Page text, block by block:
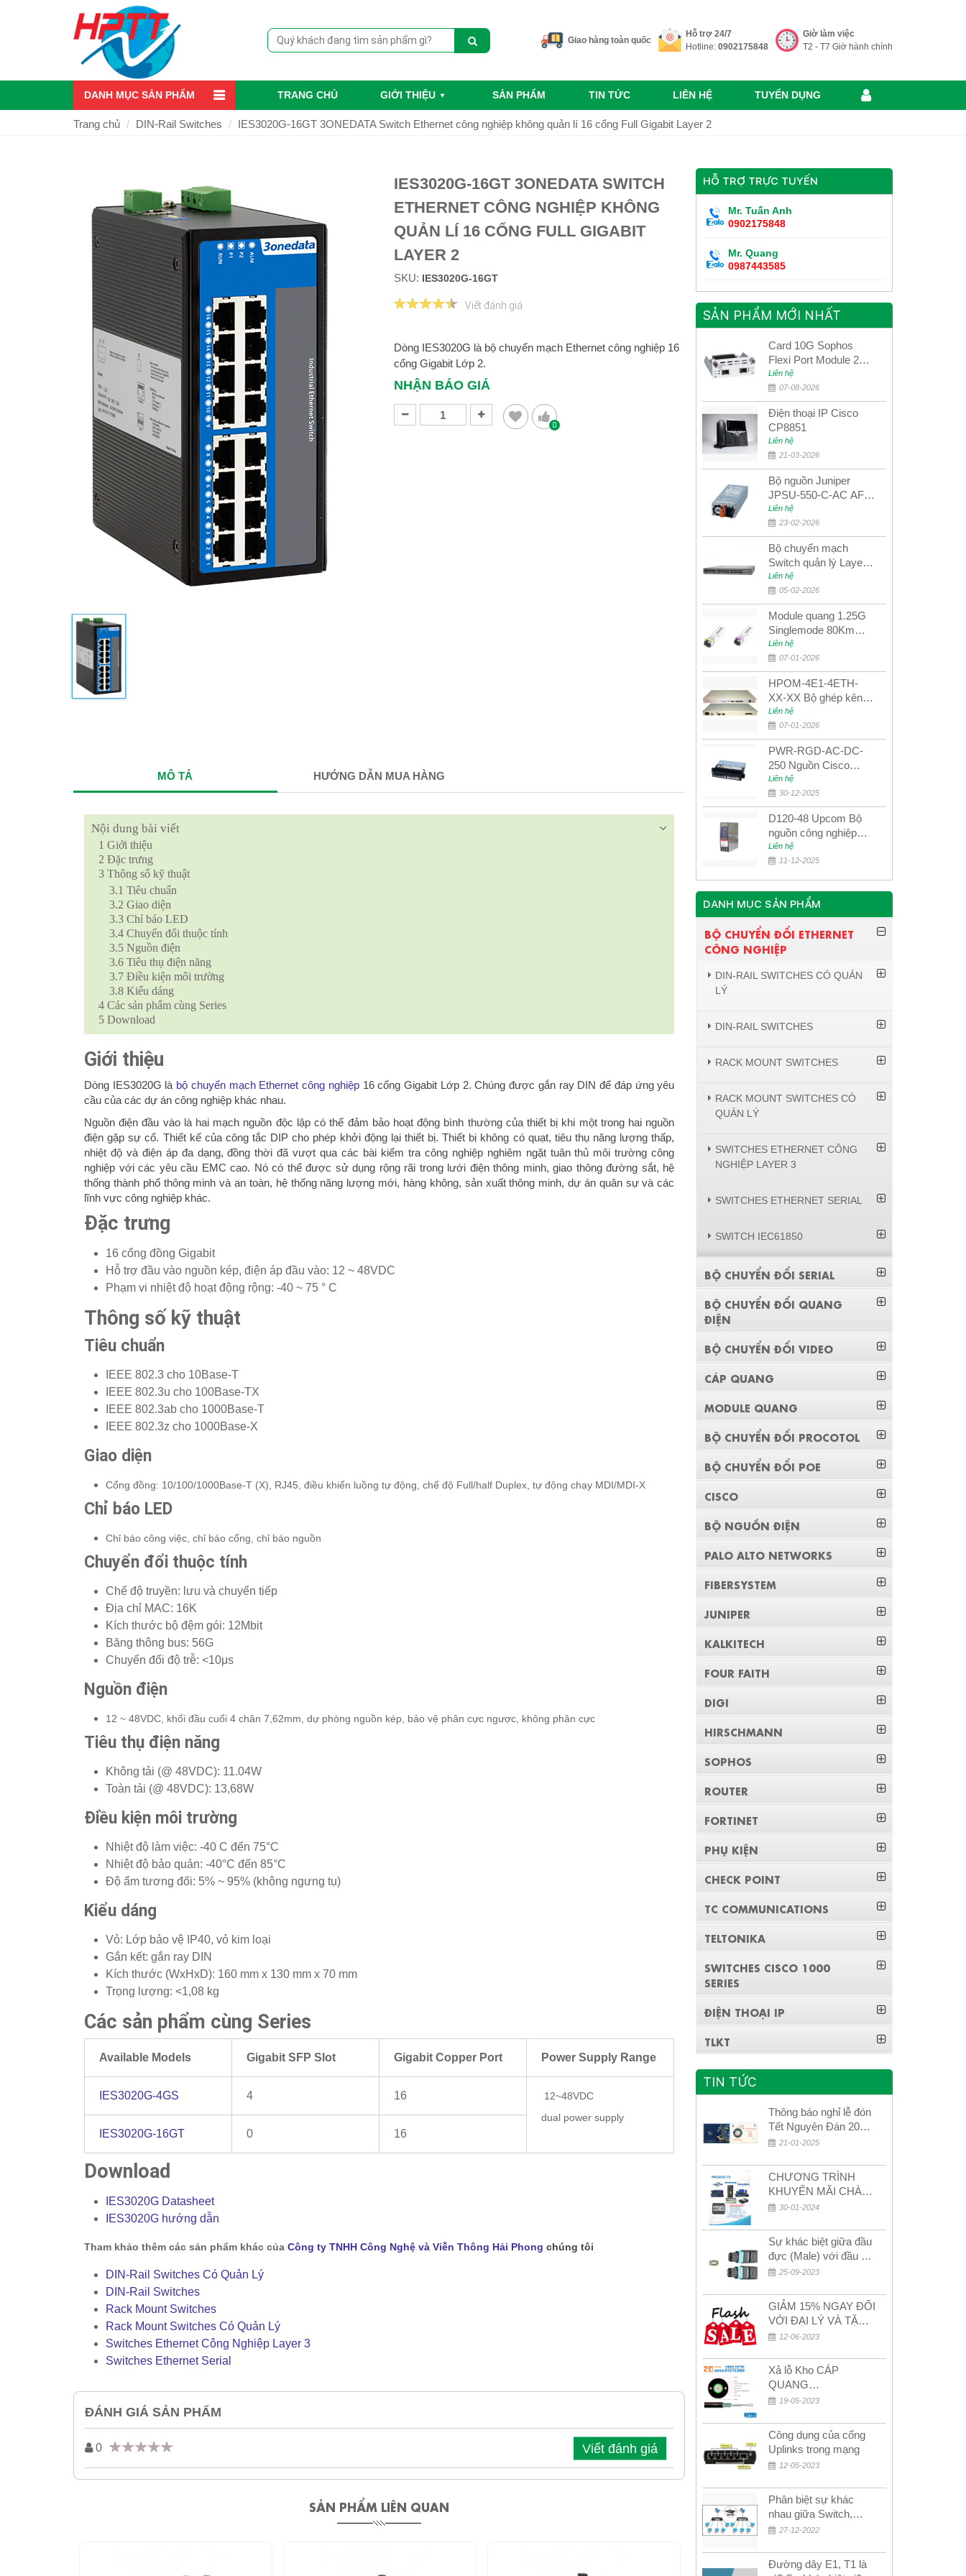
Giao hàng toàn quốc
Hỗ trợ 24/7
Hotline: 0902175848
Giờ làm việc
T2 - T7 Giờ hành chính
DANH MỤC SẢN PHẨM TRANG CHỦ GIỚI THIỆU SẢN PHẨM TIN TỨC LIÊN HỆ TUYỂN DỤNG
Trang chủ DIN-Rail Switches IES3020G-16GT 3ONEDATA Switch Ethernet công nghiệp không quản lí 16 cổng Full Gigabit Layer 2
IES3020G-16GT 3ONEDATA SWITCH
ETHERNET CÔNG NGHIỆP KHÔNG
QUẢN LÍ 16 CỔNG FULL GIGABIT
LAYER 2
SKU: IES3020G-16GT
Viết đánh giá
Dòng IES3020G là bộ chuyển mạch Ethernet công nghiệp 16
cổng Gigabit Lớp 2.
NHẬN BÁO GIÁ
0
MÔ TẢ HƯỚNG DẪN MUA HÀNG
Nội dung bài viết
1 Giới thiệu
2 Đặc trưng
3 Thông số kỹ thuật
3.1 Tiêu chuẩn
3.2 Giao diện
3.3 Chỉ báo LED
3.4 Chuyển đổi thuộc tính
3.5 Nguồn điện
3.6 Tiêu thụ điện năng
3.7 Điều kiện môi trường
3.8 Kiểu dáng
4 Các sản phẩm cùng Series
5 Download
Giới thiệu
Dòng IES3020G là bộ chuyển mạch Ethernet công nghiệp16 cổng Gigabit Lớp 2. Chúng được gắn ray DIN để đáp ứng yêu
cầu của các dự án công nghiệp khác nhau.
Nguồn điện đầu vào là hai mạch nguồn độc lập có thể đảm bảo hoạt động bình thường của thiết bị khi một trong hai nguồn
điện gặp sự cố. Thiết kế của công tắc DIP cho phép khởi động lại thiết bị.Thiết bị không có quạt, tiêu thụ năng lượng thấp,
nhiệt độ và điện áp đa dạng, đồng thời đã vượt qua các bài kiểm tra công nghiệp nghiêm ngặt tuân thủ môi trường công
nghiệp với các yêu cầu EMC cao. Nó có thể được sử dụng rộng rãi trong lưới điện thông minh, giao thông đường sắt, hệ
thống thành phố thông minh và an toàn, hệ thống năng lượng mới, hàng không, sản xuất thông minh, dự án quân sự và các
lĩnh vực công nghiệp khác.
Đặc trưng
16 cổng đồng Gigabit
Hỗ trợ đầu vào nguồn kép, điện áp đầu vào: 12 ~ 48VDC
Phạm vi nhiệt độ hoạt động rộng: -40 ~ 75 ° C
Thông số kỹ thuật
Tiêu chuẩn
IEEE 802.3 cho 10Base-T
IEEE 802.3u cho 100Base-TX
IEEE 802.3ab cho 1000Base-T
IEEE 802.3z cho 1000Base-X
Giao diện
Cổng đồng: 10/100/1000Base-T (X), RJ45, điều khiển luồng tự động, chế độ Full/half Duplex, tự động chạy MDI/MDI-X
Chỉ báo LED
Chỉ báo công việc, chỉ báo cổng, chỉ báo nguồn
Chuyển đổi thuộc tính
Chế độ truyền: lưu và chuyển tiếp
Địa chỉ MAC: 16K
Kích thước bộ đệm gói: 12Mbit
Băng thông bus: 56G
Chuyển đổi độ trễ: <10μs
Nguồn điện
12 ~ 48VDC, khối đầu cuối 4 chân 7,62mm, dự phòng nguồn kép, bảo vệ phân cực ngược, không phân cực
Tiêu thụ điện năng
Không tải (@ 48VDC): 11.04W
Toàn tải (@ 48VDC): 13,68W
Điều kiện môi trường
Nhiệt độ làm việc: -40 C đến 75°C
Nhiệt độ bảo quản: -40°C đến 85°C
Độ ẩm tương đối: 5% ~ 95% (không ngưng tụ)
Kiểu dáng
Vỏ: Lớp bảo vệ IP40, vỏ kim loại
Gắn kết: gắn ray DIN
Kích thước (WxHxD): 160 mm x 130 mm x 70 mm
Trọng lượng: <1,08 kg
Các sản phẩm cùng Series
Available Models Gigabit SFP Slot Gigabit Copper Port Power Supply Range
IES3020G-4GS 4 16
12~48VDC
dual power supply
IES3020G-16GT 0 16
Download
IES3020G Datasheet
IES3020G hướng dẫn
Tham khảo thêm các sản phẩm khác của Công ty TNHH Công Nghệ và Viễn Thông Hải Phong chúng tôi
DIN-Rail Switches Có Quản Lý
DIN-Rail Switches
Rack Mount Switches
Rack Mount Switches Có Quản Lý
Switches Ethernet Công Nghiệp Layer 3
Switches Ethernet Serial
ĐÁNH GIÁ SẢN PHẨM
0 Viết đánh giá
SẢN PHẨM LIÊN QUAN
HỖ TRỢ TRỰC TUYẾN
Mr. Tuấn Anh
0902175848
Mr. Quang
0987443585
SẢN PHẨM MỚI NHẤT
Card 10G Sophos
Flexi Port Module 2
port 10GbE SFP+
SGMOD2F2PUR
2port 10GbE SFP+
Liên hệ
07-08-2026
Điện thoại IP Cisco
CP8851
Liên hệ
21-03-2026
Bộ nguồn Juniper
JPSU-550-C-AC AFO
nguồn AC công suất
550W dùng cho dòng
switch Juniper
Networks EX4400
Liên hệ
23-02-2026
Bộ chuyển mạch
Switch quản lý Layer 3
Juniper QFX5100-48S
Liên hệ
05-02-2026
Module quang 1.25G
Singlemode 80Km
UPCOM MWS-12-45-
80AD/MWS-12-54-
80BD
Liên hệ
07-01-2026
HPOM-4E1-4ETH-
XX-XX Bộ ghép kênh
quang quản lý SDH
4E1+4ETH+RS232
Liên hệ
07-01-2026
PWR-RGD-AC-DC-
250 Nguồn Cisco
Industrial 250W
PoE/PoE+
Liên hệ
30-12-2025
D120-48 Upcom Bộ
nguồn công nghiệp
đầu ra đơn 120W
48VDC
Liên hệ
11-12-2025
DANH MỤC SẢN PHẨM
BỘ CHUYỂN ĐỔI ETHERNET
CÔNG NGHIỆP
DIN-RAIL SWITCHES CÓ QUẢN
LÝ
DIN-RAIL SWITCHES
RACK MOUNT SWITCHES
RACK MOUNT SWITCHES CÓ
QUẢN LÝ
SWITCHES ETHERNET CÔNG
NGHIỆP LAYER 3
SWITCHES ETHERNET SERIAL
SWITCH IEC61850
BỘ CHUYỂN ĐỔI SERIAL
BỘ CHUYỂN ĐỔI QUANG
ĐIỆN
BỘ CHUYỂN ĐỔI VIDEO
CÁP QUANG
MODULE QUANG
BỘ CHUYỂN ĐỔI PROCOTOL
BỘ CHUYỂN ĐỔI POE
CISCO
BỘ NGUỒN ĐIỆN
PALO ALTO NETWORKS
FIBERSYSTEM
JUNIPER
KALKITECH
FOUR FAITH
DIGI
HIRSCHMANN
SOPHOS
ROUTER
FORTINET
PHỤ KIỆN
CHECK POINT
TC COMMUNICATIONS
TELTONIKA
SWITCHES CISCO 1000
SERIES
ĐIỆN THOẠI IP
TLKT
TIN TỨC
Thông báo nghỉ lễ đón
Tết Nguyên Đán 2026
– Xuân Bính Ngọ!
21-01-2025
CHƯƠNG TRÌNH
KHUYẾN MÃI CHÀO
MỪNG NĂM MỚI
30-01-2024
Sự khác biệt giữa đầu
đực (Male) với đầu cái
(Female) trong bộ đầu
25-09-2023
GIẢM 15% NGAY ĐỐI
VỚI ĐẠI LÝ VÀ TẶNG
QUÀ KHÁCH HÀNG
12-06-2023
Xả lỗ Kho CÁP
QUANG
MULTIMODE CÁP
MULTIMODE 4-8-12-
24Fo SỢI OM1-OM2-
OM3 Siêu Rẻ 5k
19-05-2023
Công dụng của cổng
Uplinks trong mạng
12-05-2023
Phân biệt sự khác
nhau giữa Switch,
Router và Hub
27-12-2022
Đường dây E1, T1 là